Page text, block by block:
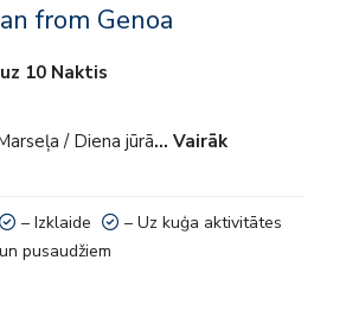
from Genoa
10 Naktis
/ Diena jūrā… Vairāk
– Izklaide
– Uz kuģa aktivitātes
pusaudžiem